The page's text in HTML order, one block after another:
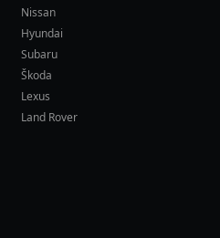
Nissan
Hyundai
Subaru
Škoda
Lexus
Land Rover